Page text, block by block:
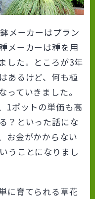
メーカーはプラン
メーカーは種を用
した。ところが3年
あるけど、何も植
っていきました。
1ポットの単価も高
？といった話にな
お金がかからない
うことになりまし
に育てられる草花